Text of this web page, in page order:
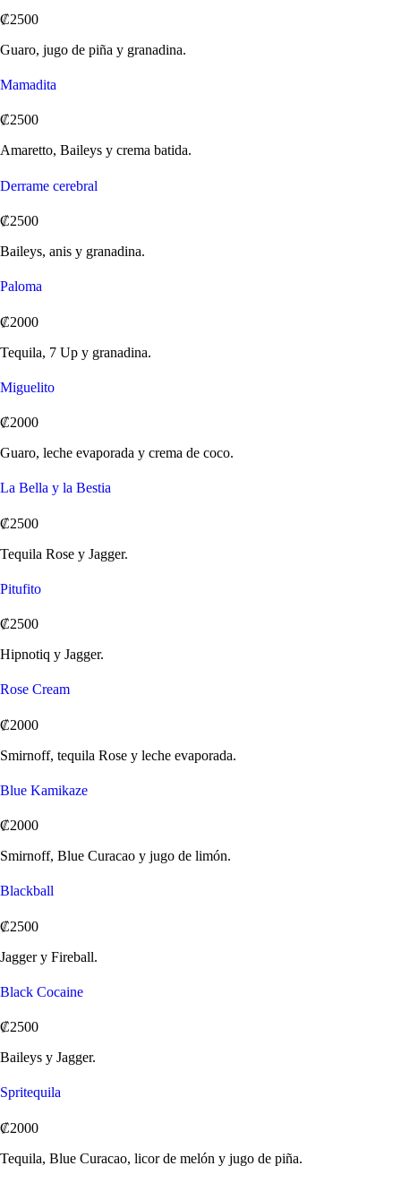
₡2500
Guaro, jugo de piña y granadina.
Mamadita
₡2500
Amaretto, Baileys y crema batida.
Derrame cerebral
₡2500
Baileys, anis y granadina.
Paloma
₡2000
Tequila, 7 Up y granadina.
Miguelito
₡2000
Guaro, leche evaporada y crema de coco.
La Bella y la Bestia
₡2500
Tequila Rose y Jagger.
Pitufito
₡2500
Hipnotiq y Jagger.
Rose Cream
₡2000
Smirnoff, tequila Rose y leche evaporada.
Blue Kamikaze
₡2000
Smirnoff, Blue Curacao y jugo de limón.
Blackball
₡2500
Jagger y Fireball.
Black Cocaine
₡2500
Baileys y Jagger.
Spritequila
₡2000
Tequila, Blue Curacao, licor de melón y jugo de piña.